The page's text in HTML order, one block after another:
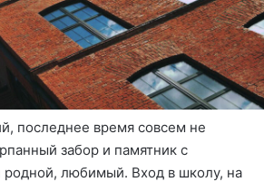
последнее время совсем не
забор и памятник с
любимый. Вход в школу, на